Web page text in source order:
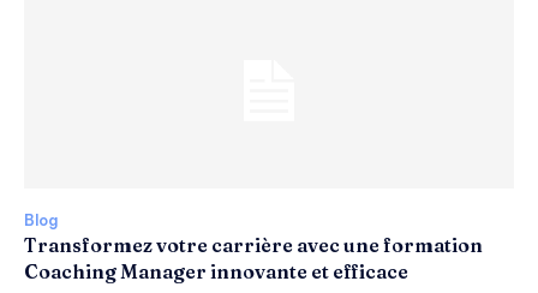
Blog
Transformez votre carrière avec une formation
Coaching Manager innovante et efficace